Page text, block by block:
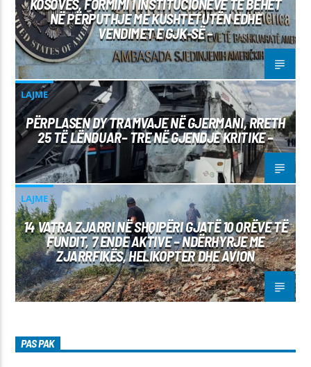
KOSOVËS, FORMIMI I INSTITUCIONEVE TË BËHET
NË PËRPUTHJE ME KUSHTETUTËN EDHE
VENDIMET E GJK-SË –
LAJME
PËRPLASEN DY TRAMVAJE NË GJERMANI, RRETH
25 TË LËNDUAR– TRE NË GJENDJE KRITIKE –
LAJME
14 VATRA ZJARRI NË SHQIPËRI GJATË 10 ORËVE TË
FUNDIT, 7 ENDE AKTIVE – NDËRHYRJE ME
ZJARRFIKËS, HELIKOPTER DHE AVION
PAS PAK